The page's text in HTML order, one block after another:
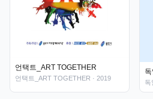
언택트_ART TOGETHER
언택트_ART TOGETHER · 2019
독